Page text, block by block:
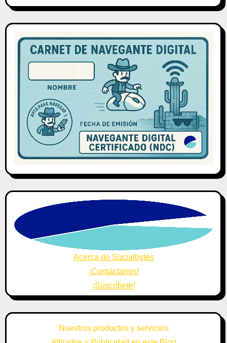
Acerca de Socialbytes
¡Contáctanos!
¡Suscríbete!
Nuestros productos y servicios